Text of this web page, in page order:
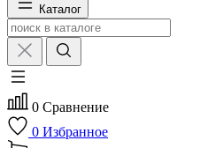
Каталог
0 Сравнение
0 Избранное